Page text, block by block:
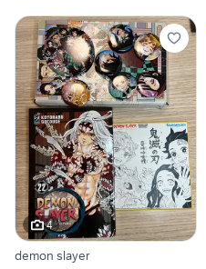
4
demon slayer